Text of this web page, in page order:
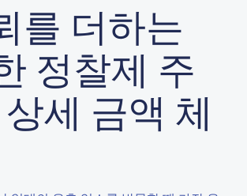
를 더하는
정찰제 주
세 금액 체